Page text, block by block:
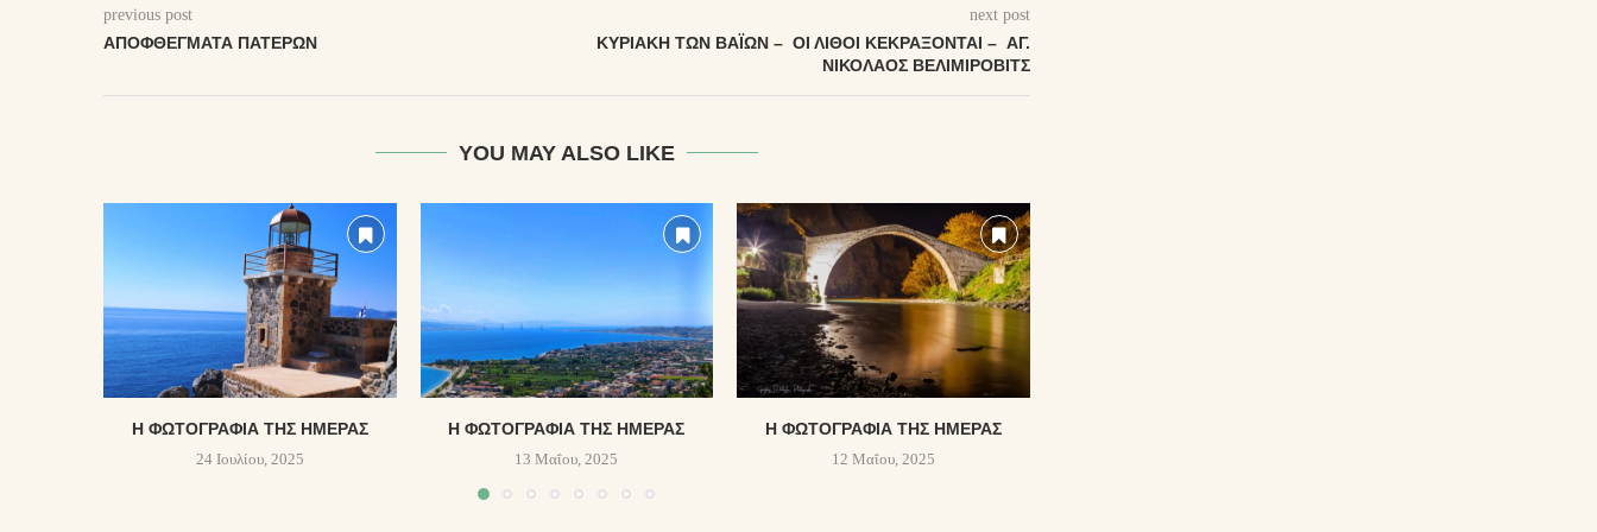
previous post
ΑΠΟΦΘΈΓΜΑΤΑ ΠΑΤΈΡΩΝ
next post
ΚΥΡΙΑΚΉ ΤΩΝ ΒΑΪ́ΩΝ – ΟΙ ΛΊΘΟΙ ΚΕΚΡΆΞΟΝΤΑΙ – ἉΓ.
ΝΙΚΌΛΑΟΣ ΒΕΛΙΜΊΡΟΒΙΤΣ
YOU MAY ALSO LIKE
Η ΦΩΤΟΓΡΑΦΊΑ ΤΗΣ ΗΜΈΡΑΣ
24 Ιουλίου, 2025
Η ΦΩΤΟΓΡΑΦΊΑ ΤΗΣ ΗΜΈΡΑΣ
13 Μαΐου, 2025
Η ΦΩΤΟΓΡΑΦΊΑ ΤΗΣ ΗΜΈΡΑΣ
12 Μαΐου, 2025